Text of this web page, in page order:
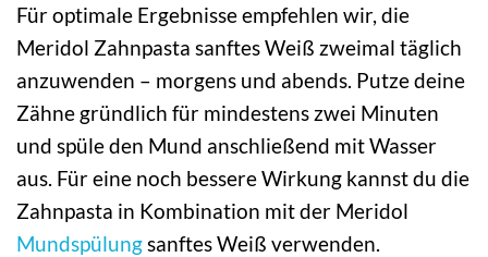
Für optimale Ergebnisse empfehlen wir, die
Meridol Zahnpasta sanftes Weiß zweimal täglich
anzuwenden – morgens und abends. Putze deine
Zähne gründlich für mindestens zwei Minuten
und spüle den Mund anschließend mit Wasser
aus. Für eine noch bessere Wirkung kannst du die
Zahnpasta in Kombination mit der Meridol
Mundspülungsanftes Weiß verwenden.